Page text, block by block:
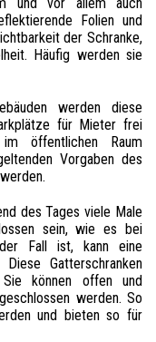
Folien und
der Schranke,
Häufig werden sie
werden diese
für Mieter frei
öffentlichen Raum
Vorgaben des
des Tages viele Male
sein, wie es bei
Fall ist, kann eine
Gatterschranken
können offen und
werden. So
und bieten so für